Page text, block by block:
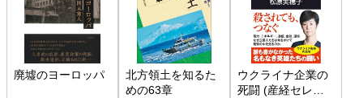
廃墟のヨーロッパ
北方領土を知るた
めの63章
ウクライナ企業の
死闘 (産経セレク